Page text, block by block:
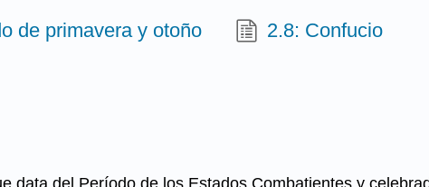
de primavera y otoño 2.8: Confucio
data del Período de los Estados Combatientes y